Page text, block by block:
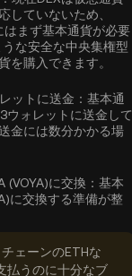
していないため、
はまず基本通貨が必要
な安全な中央集権型
を購入 できます。
ットに送金： 基本通
ウォレットに送金して
金には数分かかる場
(VOYA)に交換： 基本
に交換する準備が整
ェーンのETHな
払うのに十分なブ